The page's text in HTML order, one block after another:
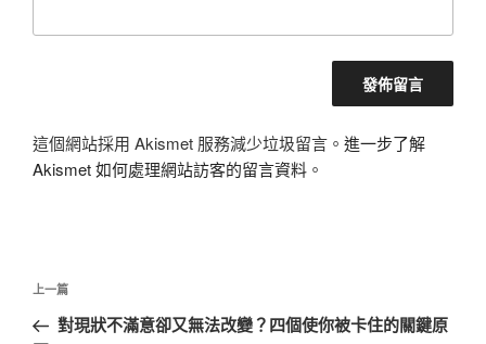
這個網站採用 Akismet 服務減少垃圾留言。 進一步了解
Akismet 如何處理網站訪客的留言資料 。
文
上
一
上一篇
對現狀不滿意卻又無法改變？四個使你被卡住的關鍵原